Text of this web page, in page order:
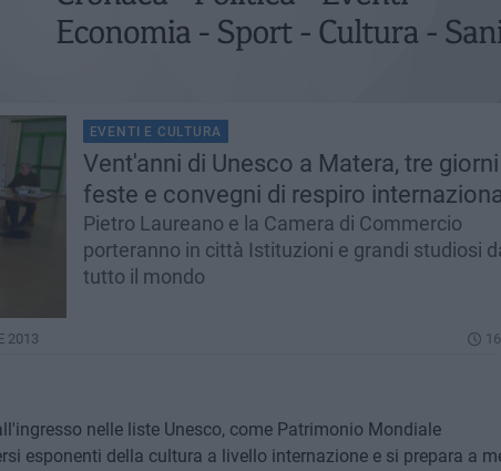
EVENTI E CULTURA
Vent'anni di Unesco a Matera, tre
feste e convegni di respiro
Pietro Laureano e la Camera di Commercio
porteranno in città Istituzioni e grandi studiosi
tutto il mondo
2013
nelle liste Unesco, come Patrimonio Mondiale
esponenti della cultura a livello internazione e si prepara a